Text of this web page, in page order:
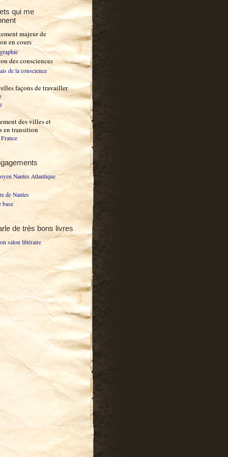
qui me
majeur de
en cours
des consciences
de la conscience
façons de travailler
des villes et
en transition
Nantes Atlantique
de Nantes
base
de très bons livres
salon littéraire